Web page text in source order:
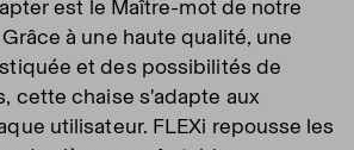
est le Maître-mot de notre
à une haute qualité, une
et des possibilités de
cette chaise s'adapte aux
utilisateur. FLEXi repousse les